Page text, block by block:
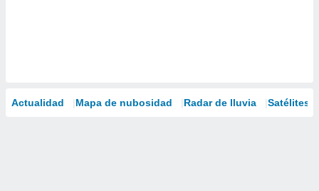
Actualidad Mapa de nubosidad Radar de lluvia Satélites